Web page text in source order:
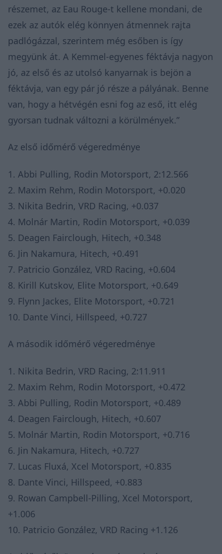
részemet, az Eau Rouge-t kellene mondani, de
ezek az autók elég könnyen átmennek rajta
padlógázzal, szerintem még esőben is így
megyünk át. A Kemmel-egyenes féktávja nagyon
jó, az első és az utolsó kanyarnak is bejön a
féktávja, van egy pár jó része a pályának. Benne
van, hogy a hétvégén esni fog az eső, itt elég
gyorsan tudnak változni a körülmények.”
Az első időmérő végeredménye
1. Abbi Pulling, Rodin Motorsport, 2:12.566
2. Maxim Rehm, Rodin Motorsport, +0.020
3. Nikita Bedrin, VRD Racing, +0.037
4. Molnár Martin, Rodin Motorsport, +0.039
5. Deagen Fairclough, Hitech, +0.348
6. Jin Nakamura, Hitech, +0.491
7. Patricio González, VRD Racing, +0.604
8. Kirill Kutskov, Elite Motorsport, +0.649
9. Flynn Jackes, Elite Motorsport, +0.721
10. Dante Vinci, Hillspeed, +0.727
A második időmérő végeredménye
1. Nikita Bedrin, VRD Racing, 2:11.911
2. Maxim Rehm, Rodin Motorsport, +0.472
3. Abbi Pulling, Rodin Motorsport, +0.489
4. Deagen Fairclough, Hitech, +0.607
5. Molnár Martin, Rodin Motorsport, +0.716
6. Jin Nakamura, Hitech, +0.727
7. Lucas Fluxá, Xcel Motorsport, +0.835
8. Dante Vinci, Hillspeed, +0.883
9. Rowan Campbell-Pilling, Xcel Motorsport,
+1.006
10. Patricio González, VRD Racing +1.126